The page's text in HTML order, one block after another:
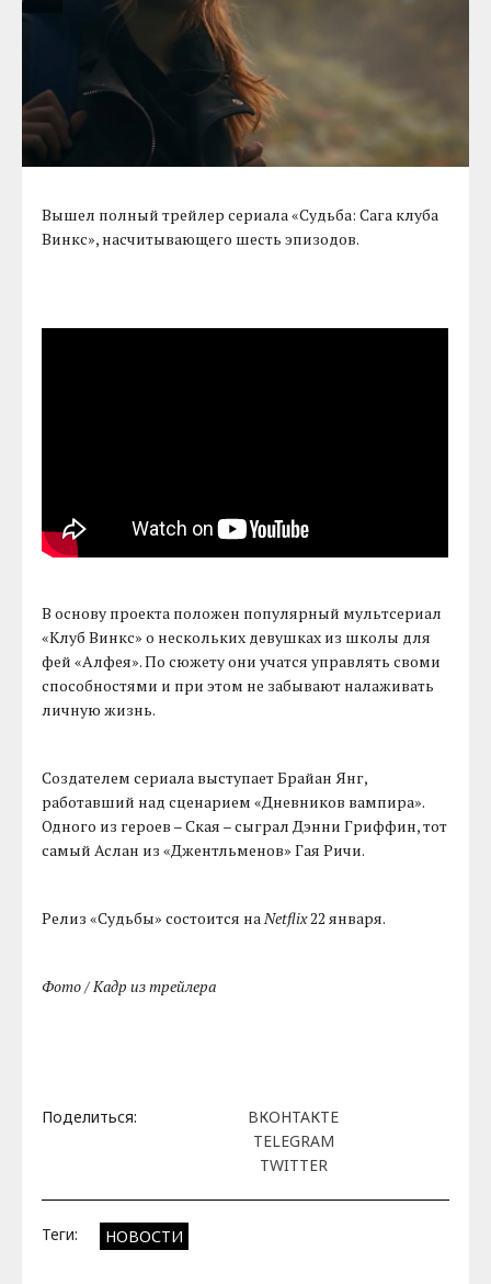
Вышел полный трейлер сериала «Судьба: Сага клуба
Винкс», насчитывающего шесть эпизодов.
В основу проекта положен популярный мультсериал
«Клуб Винкс» о нескольких девушках из школы для
фей «Алфея». По сюжету они учатся управлять своми
способностями и при этом не забывают налаживать
личную жизнь.
Создателем сериала выступает Брайан Янг,
работавший над сценарием «Дневников вампира».
Одного из героев – Ская – сыграл Дэнни Гриффин, тот
самый Аслан из «Джентльменов» Гая Ричи.
Релиз «Судьбы» состоится наNetflix22 января.
Фото / Кадр из трейлера
Поделиться:
ВКОНТАКТЕ
TELEGRAM
TWITTER
Теги: НОВОСТИ